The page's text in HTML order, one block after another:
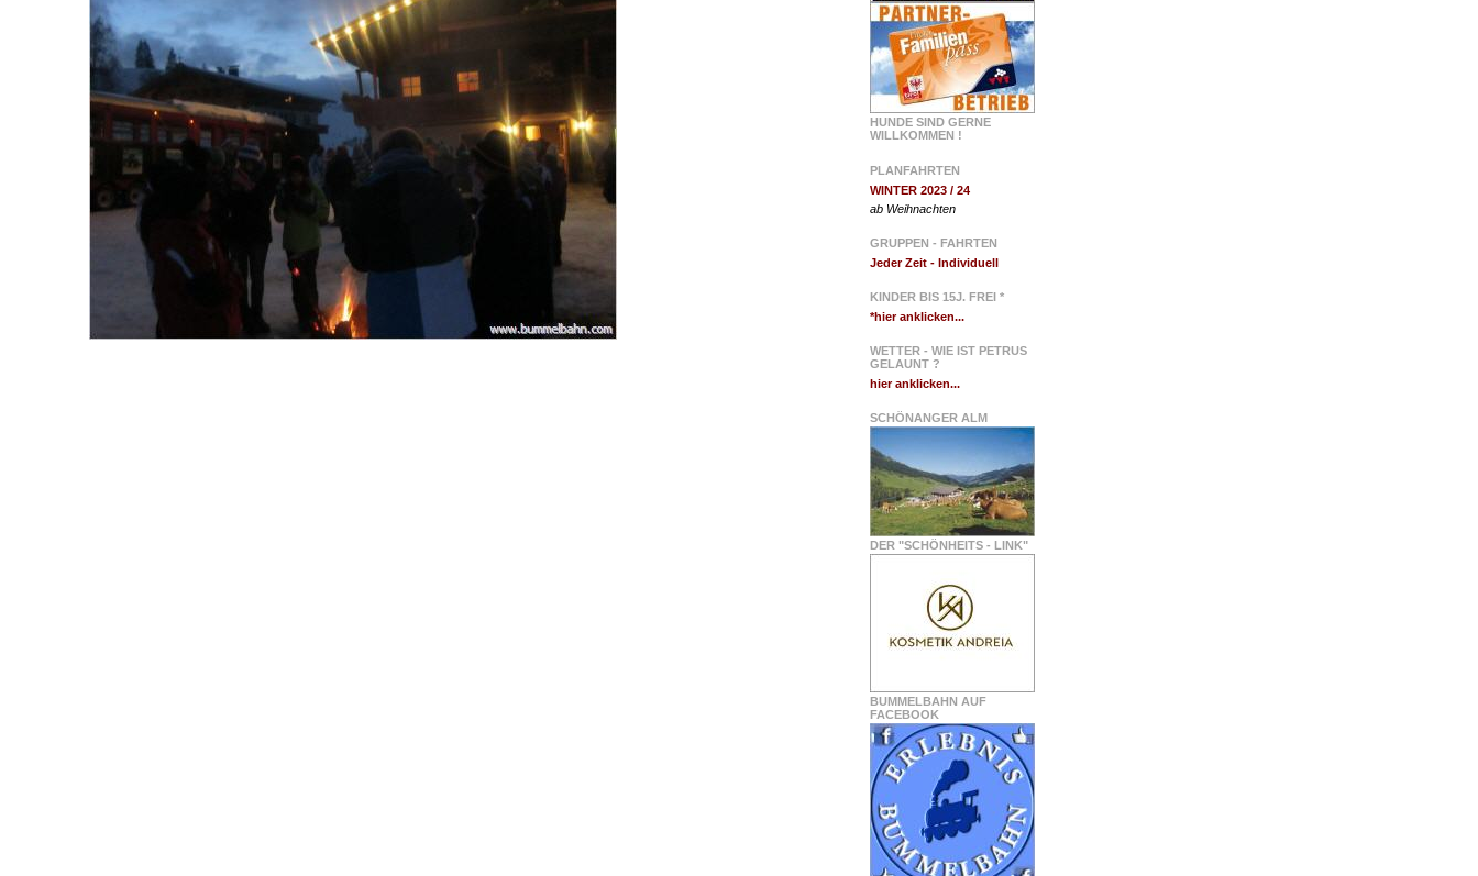
HUNDE SIND GERNE
WILLKOMMEN !
PLANFAHRTEN
WINTER 2023 / 24
ab Weihnachten
GRUPPEN - FAHRTEN
Jeder Zeit - Individuell
KINDER BIS 15J. FREI *
*hier anklicken...
WETTER - WIE IST PETRUS
GELAUNT ?
hier anklicken...
SCHÖNANGER ALM
DER "SCHÖNHEITS - LINK"
BUMMELBAHN AUF
FACEBOOK